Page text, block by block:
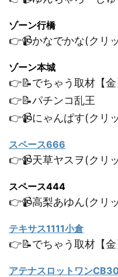
ゾーン行橋
👉📹かなでかな(クリ
ゾーン本城
👉📝でちゃう取材【金
👉📝パチンコ乱王
👉📹にゃんぱす(クリ
スペース666
👉📹天草ヤスヲ(クリ
スペース444
👉📹高梨あゆん(クリ
テキサス1111小倉
👉📝でちゃう取材【
アテナスロットワン